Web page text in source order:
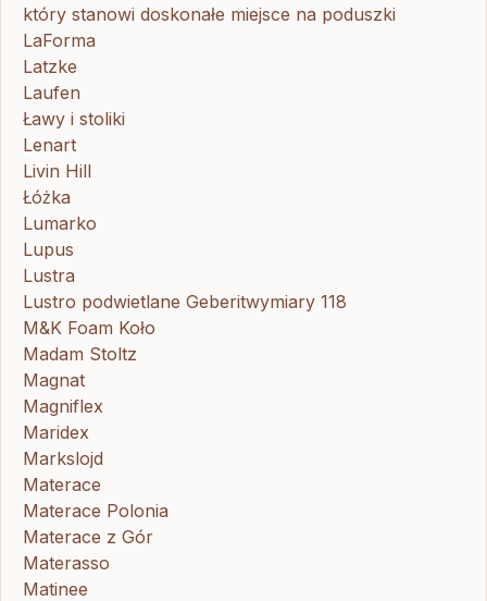
który stanowi doskonałe miejsce na poduszki
LaForma
Latzke
Laufen
Ławy i stoliki
Lenart
Livin Hill
Łóżka
Lumarko
Lupus
Lustra
Lustro podwietlane Geberitwymiary 118
M&K Foam Koło
Madam Stoltz
Magnat
Magniflex
Maridex
Markslojd
Materace
Materace Polonia
Materace z Gór
Materasso
Matinee